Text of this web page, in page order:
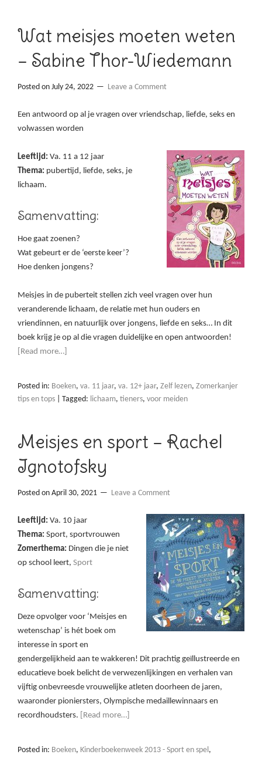
Wat meisjes moeten weten
– Sabine Thor-Wiedemann
Posted on July 24, 2022 Leave a Comment
Een antwoord op al je vragen over vriendschap, liefde, seks en
volwassen worden
Leeftijd: Va. 11 a 12 jaar
Thema: pubertijd, liefde, seks, je
lichaam.
Samenvatting:
Hoe gaat zoenen?
Wat gebeurt er de ‘eerste keer’?
Hoe denken jongens?
Meisjes in de puberteit stellen zich veel vragen over hun
veranderende lichaam, de relatie met hun ouders en
vriendinnen, en natuurlijk over jongens, liefde en seks… In dit
boek krijg je op al die vragen duidelijke en open antwoorden!
[Read more…]
Posted in: Boeken, va. 11 jaar, va. 12+ jaar, Zelf lezen, Zomerkanjer
tips en tops
Tagged: lichaam, tieners, voor meiden
Meisjes en sport – Rachel
Ignotofsky
Posted on April 30, 2021 Leave a Comment
Leeftijd: Va. 10 jaar
Thema: Sport, sportvrouwen
Zomerthema: Dingen die je niet
op school leert, Sport
Samenvatting:
Deze opvolger voor ‘Meisjes en
wetenschap’ is hét boek om
interesse in sport en
gendergelijkheid aan te wakkeren! Dit prachtig geïllustreerde en
educatieve boek belicht de verwezenlijkingen en verhalen van
vijftig onbevreesde vrouwelijke atleten doorheen de jaren,
waaronder pioniersters, Olympische medaillewinnaars en
recordhoudsters.
[Read more…]
Posted in: Boeken, Kinderboekenweek 2013 - Sport en spel,